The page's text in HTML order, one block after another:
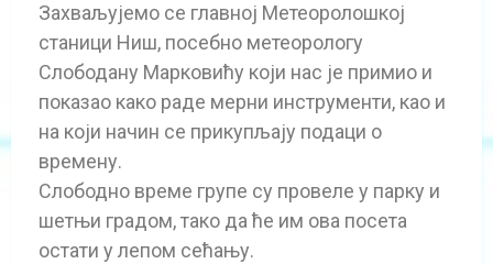
Захваљујемо се главној Метеоролошкој
станици Ниш, посебно метеорологу
Слободану Марковићу који нас је примио и
показао како раде мерни инструменти, као и
на који начин се прикупљају подаци о
времену.
Слободно време групе су провеле у парку и
шетњи градом, тако да ће им ова посета
остати у лепом сећању.